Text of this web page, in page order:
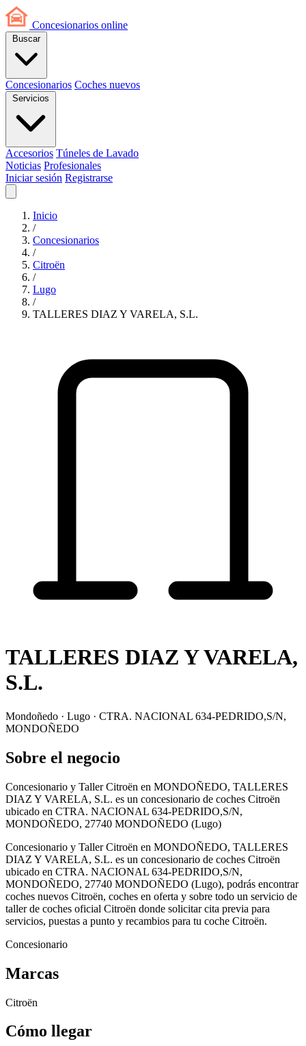
Concesionarios online
Buscar
Concesionarios Coches nuevos
Servicios
Accesorios Túneles de Lavado
Noticias Profesionales
Iniciar sesión Registrarse
Inicio
/
Concesionarios
/
Citroën
/
Lugo
/
TALLERES DIAZ Y VARELA, S.L.
TALLERES DIAZ Y VARELA,
S.L.
Mondoñedo · Lugo · CTRA. NACIONAL 634-PEDRIDO,S/N,
MONDOÑEDO
Sobre el negocio
Concesionario y Taller Citroën en MONDOÑEDO, TALLERES
DIAZ Y VARELA, S.L. es un concesionario de coches Citroën
ubicado en CTRA. NACIONAL 634-PEDRIDO,S/N,
MONDOÑEDO, 27740 MONDOÑEDO (Lugo)
Concesionario y Taller Citroën en MONDOÑEDO, TALLERES
DIAZ Y VARELA, S.L. es un concesionario de coches Citroën
ubicado en CTRA. NACIONAL 634-PEDRIDO,S/N,
MONDOÑEDO, 27740 MONDOÑEDO (Lugo), podrás encontrar
coches nuevos Citroën, coches en oferta y sobre todo un servicio de
taller de coches oficial Citroën donde solicitar cita previa para
servicios, puestas a punto y recambios para tu coche Citroën.
Concesionario
Marcas
Citroën
Cómo llegar